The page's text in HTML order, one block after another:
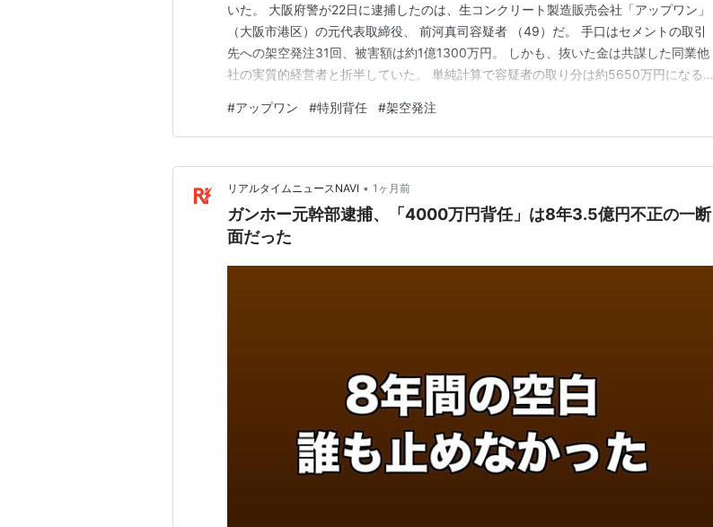
いた。 大阪府警が22日に逮捕したのは、生コンクリート製造販売会社「アップワン」
（大阪市港区）の元代表取締役、 前河真司容疑者 （49）だ。 手口はセメントの取引
先への架空発注31回、被害額は約1億1300万円。 しかも、抜いた金は共謀した同業他
社の実質的経営者と折半していた。 単純計算で容疑者の取り分は約5650万円になる。
この記事でわかること 会社名は生コン販売「アップワン」 31回のセメント架空発注ど
う回した 発覚…
#アップワン #特別背任 #架空発注
リアルタイムニュースNAVI • 1ヶ月前
ガンホー元幹部逮捕、「4000万円背任」は8年3.5億円不正の一断
面だった